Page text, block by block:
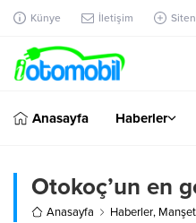
Künye İletişim
Anasayfa Haberler
Otokoç’un en
Anasayfa Haberler, Manşet